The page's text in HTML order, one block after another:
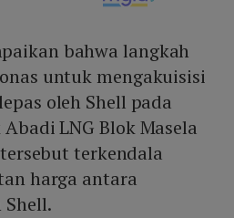
bahwa langkah
untuk mengakuisisi
oleh Shell pada
LNG Blok Masela
terkendala
harga antara